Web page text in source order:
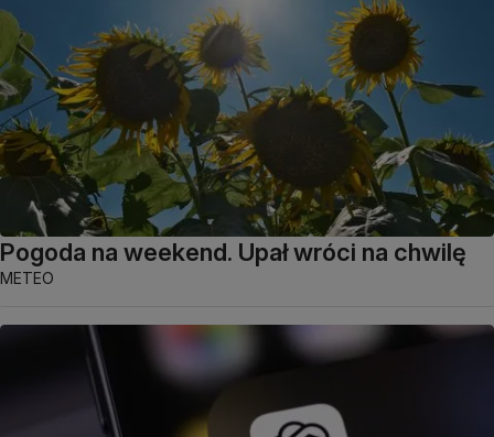
Pogoda na weekend. Upał wróci na chwilę
METEO